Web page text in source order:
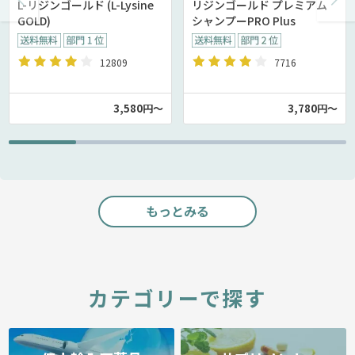
L-リジンゴールド (L-Lysine
GOLD)
12809
3,580円～
リジンゴールド プレミアム
シャンプーPRO Plus
7716
3,780円～
もっとみる
カテゴリーで探す